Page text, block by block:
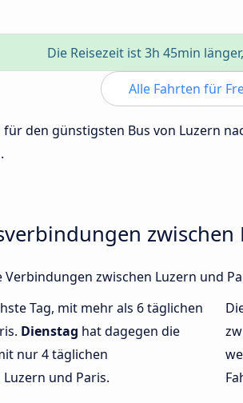
Die Reisezeit ist 3h 45min
Alle Fahrten für
für den günstigsten Bus von Luzern
zwischen
zwischen Luzern und
Tag, mit mehr als 6 täglichen
Dienstag hat dagegen die
nur 4 täglichen
und Paris.